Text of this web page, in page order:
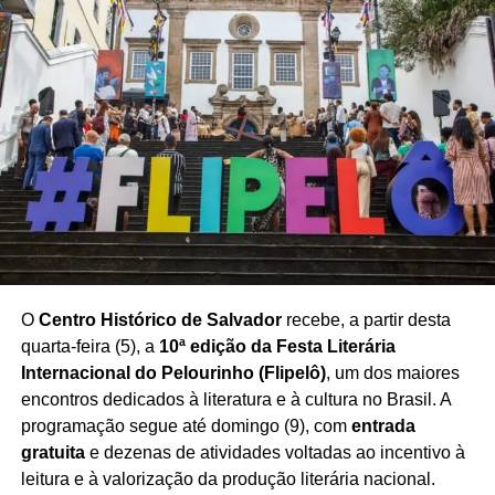
espaço nas relações entre corretores, empresas e
consumidores.
O seminário também destacou a importância da
capacitação profissional para acompanhar as novas
demandas do mercado e utilizar a tecnologia como aliada
na construção de estratégias mais eficientes de
negociação e atendimento.
Com a realização do encontro,Salvador se consolida
como espaço de debate sobre inovação e tendências
para o mercado imobiliário baiano
, aproximando
profissionais e empresas em torno dos desafios e
oportunidades trazidos pela transformação digital.
Redação Saiba+
O Centro Histórico de Salvadorrecebe, a partir desta
quarta-feira (5), a 10ª edição da Festa Literária
Internacional do Pelourinho (Flipelô), um dos maiores
encontros dedicados à literatura e à cultura no Brasil. A
programação segue até domingo (9), com entrada
gratuitae dezenas de atividades voltadas ao incentivo à
leitura e à valorização da produção literária nacional.